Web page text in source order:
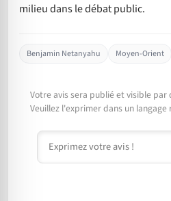
milieu dans le débat public.
Benjamin Netanyahu Moyen-Orient
Votre avis sera publié et visible
Veuillez l'exprimer dans un langage
Commentaire